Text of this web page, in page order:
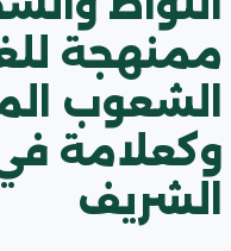
ممنهجة
الشعوب
وكعلامة
الشريف